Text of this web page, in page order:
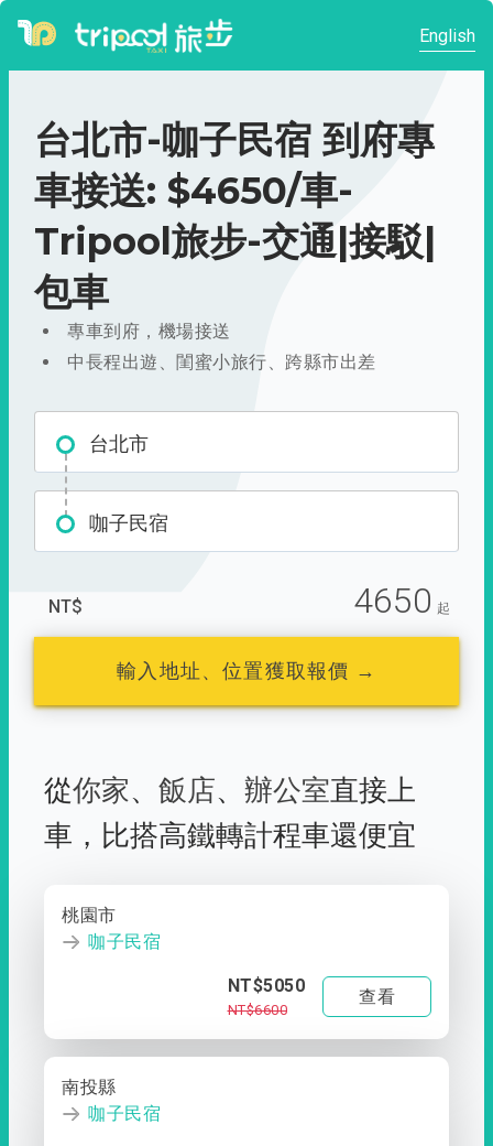
English
台北市-咖子民宿 到府專
車接送: $4650/車-
Tripool旅步-交通|接駁|
包車
專車到府，機場接送
中長程出遊、閨蜜小旅行、跨縣市出差
台北市
咖子民宿
NT$ 4650 起
輸入地址、位置獲取報價 →
從你家、 飯店、 辦公室直接上
車， 比搭高鐵轉計程車還便宜
桃園市
咖子民宿
NT$5050
NT$6600
查看
南投縣
咖子民宿